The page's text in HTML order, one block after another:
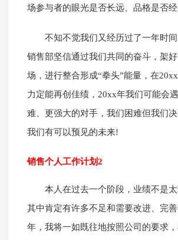
场参与者的眼光是否长远、品格是否经
不知不觉我们又经历过了一年时间
销售部坚信通过我们共同的奋斗，架
场，进行整合形成“拳头”能量，在
力定能再创佳绩，20xx年我们可能会
难、更强大的对手，我们困难但我们
我们有可以预见的未来!
销售个人工作计划2
本人在过去一个阶段，业绩不是
其中肯定有许多不足和需要改进、完
年，我将一如既往地按照公司的要求